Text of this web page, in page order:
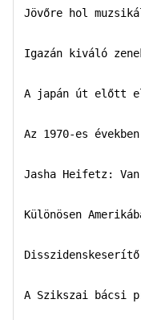
Jövőre hol
Igazán kiváló
A japán út előtt
Az 1970-es
Jasha Heifetz:
Különösen
A Szikszai bácsi